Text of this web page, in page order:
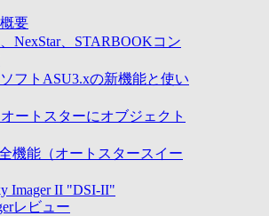
要
NexStar、STARBOOKコン
フトASU3.xの新機能と使い
ートスターにオブジェクト
全機能（オートスタースイー
Imager II "DSI-II"
レビュー